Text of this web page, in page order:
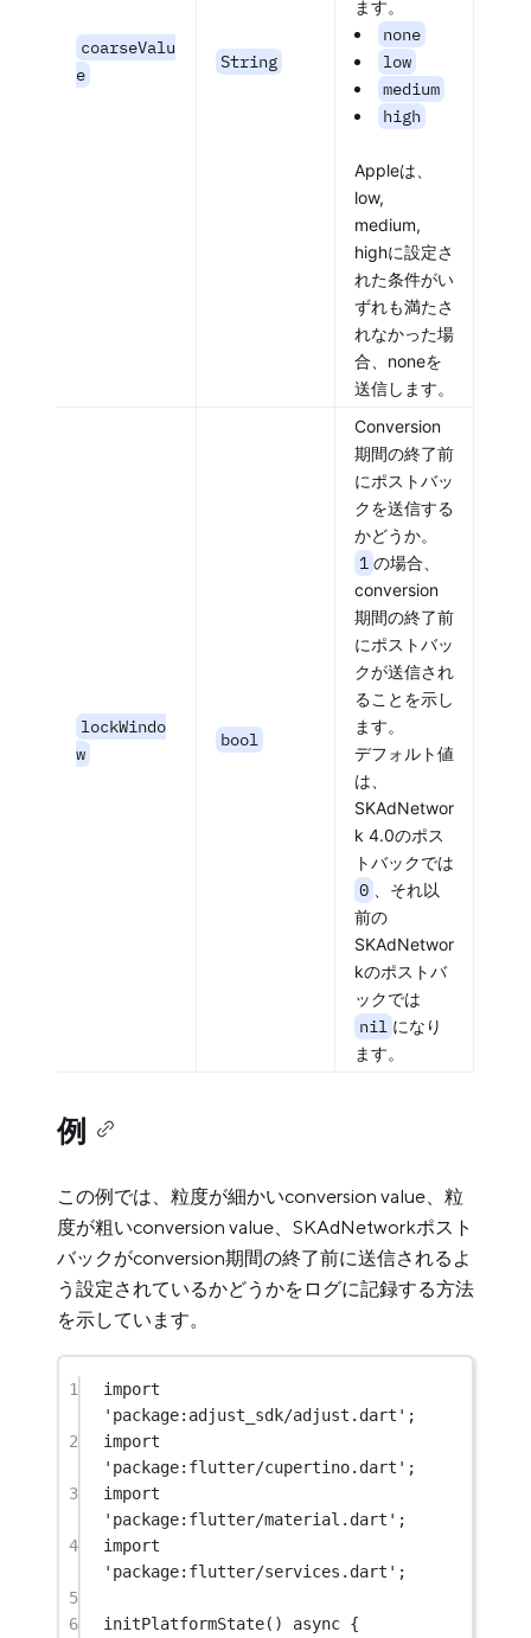
coarseValu
e
String
ます。
none
low
medium
high
Appleは、
low,
medium,
highに設定さ
れた条件がい
ずれも満たさ
れなかった場
合、noneを
送信します。
lockWindo
w
bool
Conversion
期間の終了前
にポストバッ
クを送信する
かどうか。
1 の場合、
conversion
期間の終了前
にポストバッ
クが送信され
ることを示し
ます。
デフォルト値
は、
SKAdNetwor
k 4.0のポス
トバックでは
0
、それ以
前の
SKAdNetwor
kのポストバ
ックでは
nil になり
ます。
例
この例では、粒度が細かいconversion value、粒
度が粗いconversion value、SKAdNetworkポスト
バックがconversion期間の終了前に送信されるよ
う設定されているかどうかをログに記録する方法
を示しています。
1
import
'package:adjust_sdk/adjust.dart' ;
2
import
'package:flutter/cupertino.dart' ;
3
import
'package:flutter/material.dart' ;
4
import
'package:flutter/services.dart' ;
5
6
initPlatformState() async {